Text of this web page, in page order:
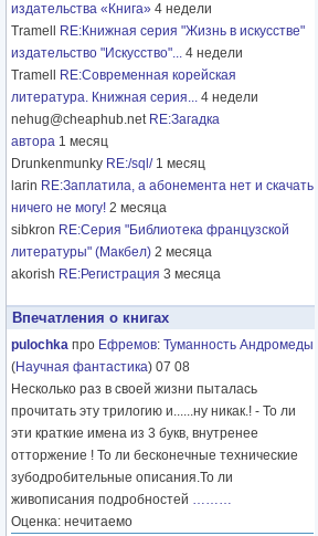
издательства «Книга» 4 недели
Tramell
RE:Книжная серия "Жизнь в искусстве"
издательство "Искусство"... 4 недели
Tramell
RE:Современная корейская
литература. Книжная серия... 4 недели
nehug@cheaphub.net RE:Загадка
автора 1 месяц
Drunkenmunky RE:/sql/ 1 месяц
larin RE:Заплатила, а абонемента нет и скачать
ничего не могу! 2 месяца
sibkron RE:Серия "Библиотека французской
литературы" (Макбел) 2 месяца
akorish RE:Регистрация 3 месяца
Впечатления о книгах
pulochka про Ефремов: Туманность Андромеды
(Научная фантастика) 07 08
Несколько раз в своей жизни пыталась
прочитать эту трилогию и......ну никак.! - То ли
эти краткие имена из 3 букв, внутренее
отторжение ! То ли бесконечные технические
зубодробительные описания.То ли
живописания подробностей ………
Оценка: нечитаемо